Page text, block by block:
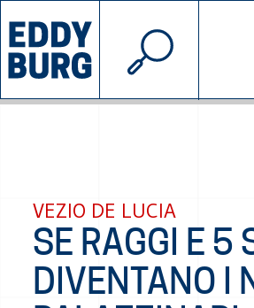
INIZIATIVE
© 2026
VEZIO DE LUCIA
SE RAGGI E 5
DIVENTANO I